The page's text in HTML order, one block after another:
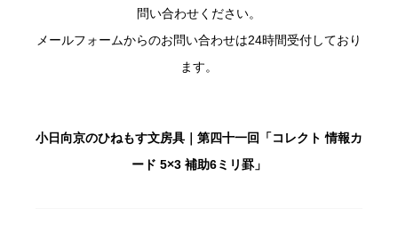
問い合わせください。
メールフォームからのお問い合わせは24時間受付しており
ます。
小日向京のひねもす文房具｜第四十一回「コレクト 情報カ
ード 5×3 補助6ミリ罫」